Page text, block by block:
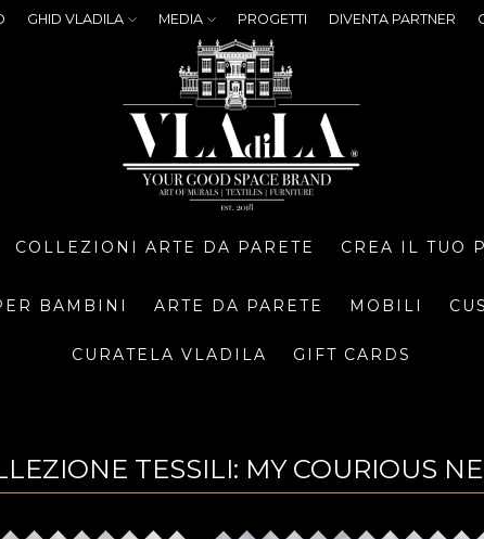
GHID VLADILA MEDIA PROGETTI DIVENTA PARTNER
COLLEZIONI ARTE DA PARETE CREA IL TUO
BAMBINI ARTE DA PARETE MOBILI
CURATELA VLADILA GIFT CARDS
TESSILI: MY COURIOUS